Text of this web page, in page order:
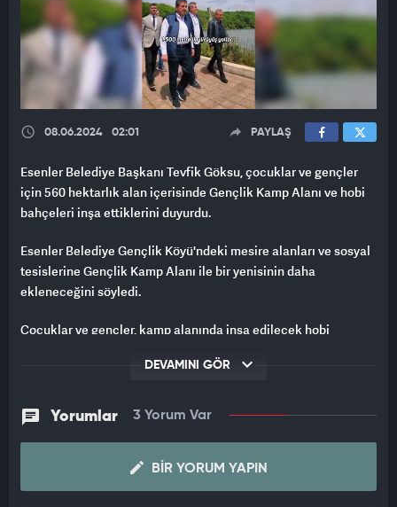
08.06.2024 02:01 PAYLAŞ
Esenler Belediye Başkanı Tevfik Göksu, çocuklar ve gençler
için 560 hektarlık alan içerisinde Gençlik Kamp Alanı ve hobi
bahçeleri inşa ettiklerini duyurdu.
Esenler Belediye Gençlik Köyü'ndeki mesire alanları ve sosyal
tesislerine Gençlik Kamp Alanı ile bir yenisinin daha
ekleneceğini söyledi.
Çocuklar ve gençler, kamp alanında inşa edilecek hobi
ateşlerinin yakılacağı alanlar, bin 500 metrelik yürüyüş yolları,
ve at terapi ile binicilik alanları sayesinde çok sayıda aktivite
gerçekleştirme imkanı bulacak.
DEVAMINI GÖR
Yorumlar 3 Yorum Var
BIR YORUM YAPIN